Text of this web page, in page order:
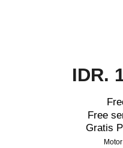
IDR.
Free
Gratis